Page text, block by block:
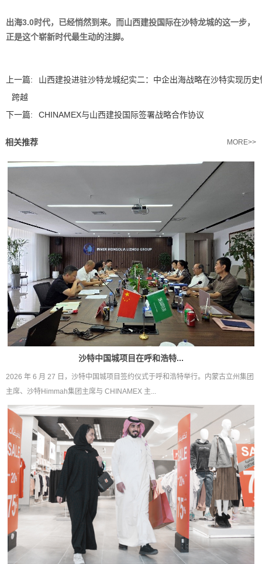
出海3.0时代，已经悄然到来。而山西建投国际在沙特龙城的这一步，
正是这个崭新时代最生动的注脚。
上一篇:
山西建投进驻沙特龙城纪实二：中企出海战略在沙特实现历史
跨越
下一篇:
CHINAMEX与山西建投国际签署战略合作协议
相关推荐 MORE>>
沙特中国城项目在呼和浩特...
2026 年 6 月 27 日，沙特中国城项目签约仪式于呼和浩特举行。内蒙古立州集团
主席、沙特Himmah集团主席与 CHINAMEX 主...